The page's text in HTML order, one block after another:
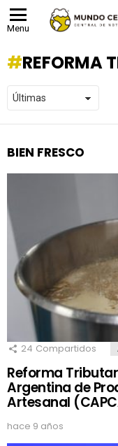
Menu
REFORMA
BIEN FRESCO
24 Compartidos
Reforma
Argentina de
Artesanal
hace 9 años